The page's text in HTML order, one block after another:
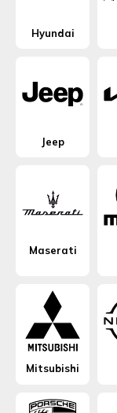
Hyundai
Jeep
Maserati
Mitsubishi